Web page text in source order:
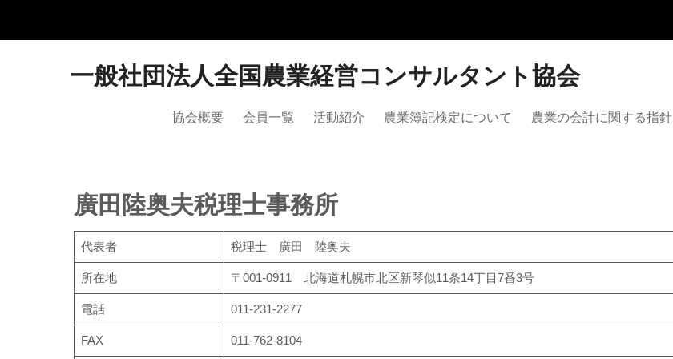
一般社団法人全国農業経営コンサルタント協会
協会概要 会員一覧 活動紹介 農業簿記検定について 農業の会計に関する指針
廣田陸奥夫税理士事務所
代表者 税理士 廣田 陸奥夫
所在地 〒001-0911 北海道札幌市北区新琴似11条14丁目7番3号
電話 011-231-2277
FAX 011-762-8104